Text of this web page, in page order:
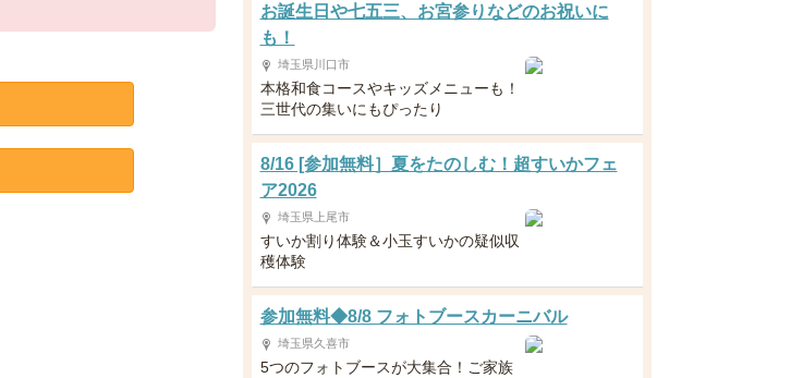
お誕生日や七五三、お宮参りなどのお祝いに
も！
埼玉県川口市
本格和食コースやキッズメニューも！
三世代の集いにもぴったり
8/16 [参加無料］夏をたのしむ！超すいかフェ
ア2026
埼玉県上尾市
すいか割り体験＆小玉すいかの疑似収
穫体験
参加無料◆8/8 フォトブースカーニバル
埼玉県久喜市
5つのフォトブースが大集合！ご家族